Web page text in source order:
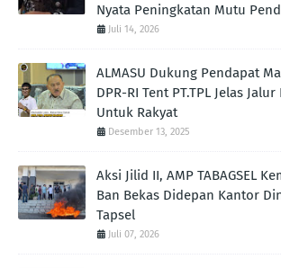
Nyata Peningkatan Mutu
Juli 14, 2026
ALMASU Dukung Pendapat
DPR-RI Tent PT.TPL Jelas
Untuk Rakyat
Desember 13, 2025
Aksi Jilid II, AMP TABAGSEL
Ban Bekas Didepan Kantor
Tapsel
Juli 07, 2026